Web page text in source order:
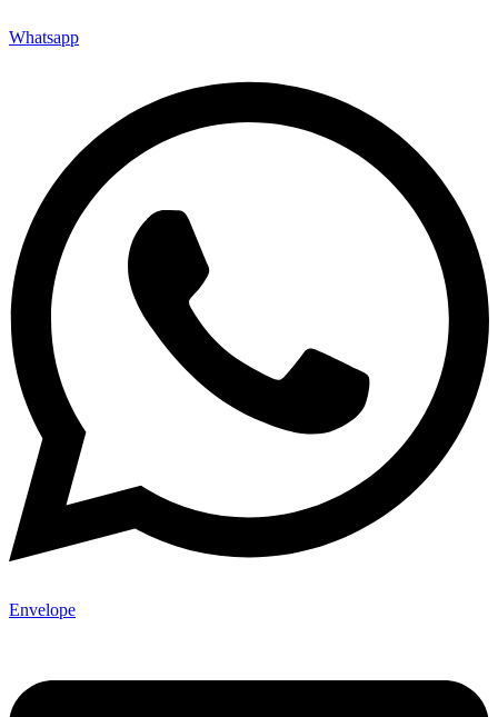
Whatsapp
Envelope